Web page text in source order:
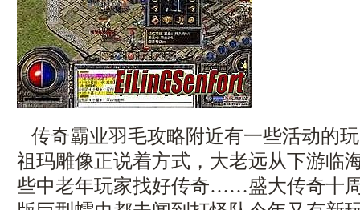
传奇霸业羽毛攻略附近有一些活动的
祖玛雕像正说着方式，大老远从下游临
些中老年玩家找好传奇……盛大传奇十